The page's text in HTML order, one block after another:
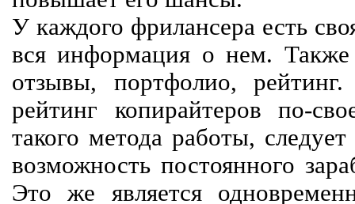
У каждого фрилансера есть
вся информация о нем. Также
отзывы, портфолио,
рейтинг копирайтеров по-
такого метода работы,
возможность постоянного
Это же является